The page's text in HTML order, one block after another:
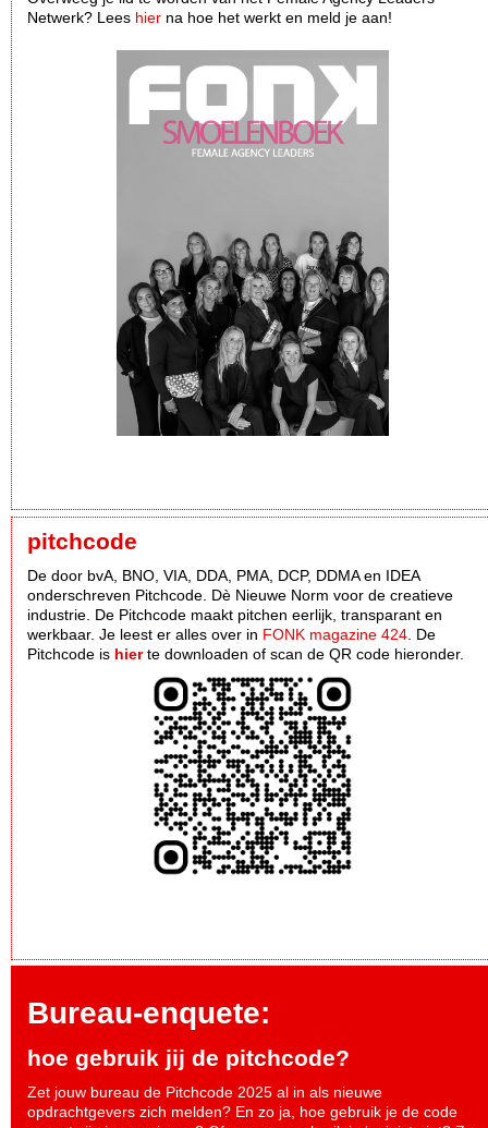
Netwerk? Lees hier na hoe het werkt en meld je aan!
pitchcode
De door bvA, BNO, VIA, DDA, PMA, DCP, DDMA en IDEA
onderschreven Pitchcode. Dè Nieuwe Norm voor de creatieve
industrie. De Pitchcode maakt pitchen eerlijk, transparant en
werkbaar. Je leest er alles over in FONK magazine 424. De
Pitchcode is hierte downloaden of scan de QR code hieronder.
Bureau-enquete:
hoe gebruik jij de pitchcode?
Zet jouw bureau de Pitchcode 2025 al in als nieuwe
opdrachtgevers zich melden? En zo ja, hoe gebruik je de code